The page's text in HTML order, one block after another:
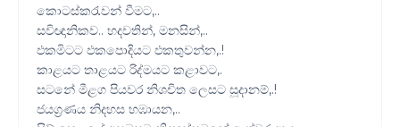
කොටස්කරැවන් වීමට,..
සවිඥානිකව.. හදවතින්, මනසින්,..
ඵකමිටට ඵකපොදියට ඵකතුවන්න,.!
කාළයට තාළයට රිද්මයට කළාවට,.
සටනේ මීළග පියවර නිශචිත ලෙසට සූදානම්,.!
ජයග්‍රණය නිදහස හඹායන,..